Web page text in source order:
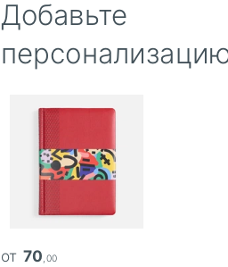
Добавьте
от 70,00